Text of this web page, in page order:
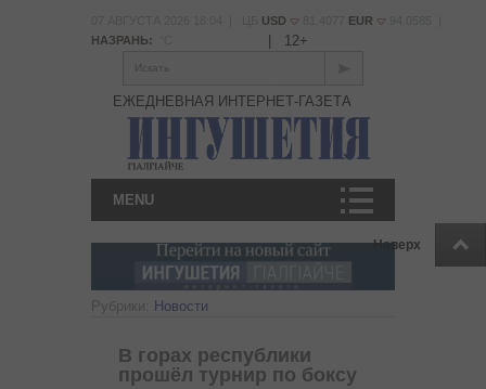
Наверх
USD EUR
НАЗРАНЬ:
12+
Искать
ЕЖЕДНЕВНАЯ ИНТЕРНЕТ-ГАЗЕТА
MENU
Рубрики: Новости
В горах республики
прошёл турнир по боксу